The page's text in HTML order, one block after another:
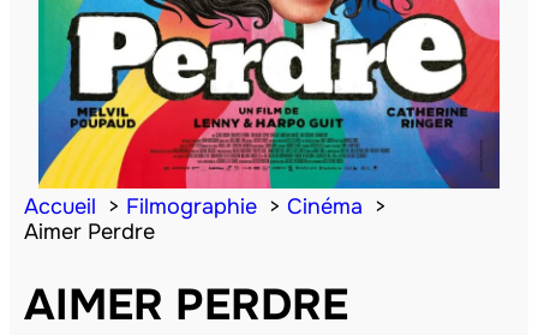
Accueil Filmographie
Cinéma
Aimer Perdre
AIMER PERDRE